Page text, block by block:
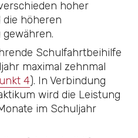
hoher
die höheren
Schulfahrtbeihilfe
maximal zehnmal
4). In Verbindung
wird die Leistung
im Schuljahr